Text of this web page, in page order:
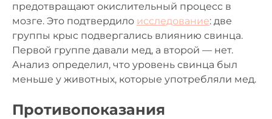
предотвращают окислительный процесс в
мозге. Это подтвердило исследование: две
группы крыс подвергались влиянию свинца.
Первой группе давали мед, а второй — нет.
Анализ определил, что уровень свинца был
меньше у животных, которые употребляли мед.
Противопоказания